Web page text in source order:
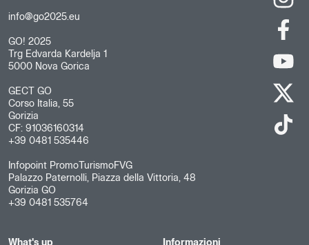
info@go2025.eu
GO! 2025
Trg Edvarda Kardelja 1
5000 Nova Gorica
GECT GO
Corso Italia, 55
Gorizia
CF: 91036160314
+39 0481 535446
Infopoint PromoTurismoFVG
Palazzo Paternolli, Piazza della Vittoria, 48
Gorizia GO
+39 0481 535764
What's up Informazioni